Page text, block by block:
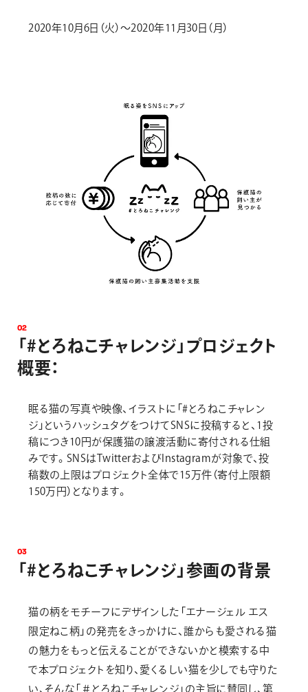
2020年10月6日（火）〜2020年11月30日（月）
02
「 #とろねこチャ レンジ 」 プロ ジェク ト
概要：
眠る猫の写真や映像、イラストに「#とろねこチャレン
ジ」というハッシュタグをつけてSNSに投稿すると、1投
稿につき10円が保護猫の譲渡活動に寄付される仕組
みです。SNSはTwitterおよびInstagramが対象で、投
稿数の上限はプロジェクト全体で15万件（寄付上限額
150万円）となります。
03
「 #とろねこチャ レンジ 」 参画の背景
猫の柄をモチーフにデザインした「エナージェル エス
限定ねこ柄」の発売をきっかけに、誰からも愛される猫
の魅力をもっと伝えることができないかと模索する中
で本プロジェクトを知り、愛くるしい猫を少しでも守りた
い、そんな「＃とろねこチャレンジ」の主旨に賛同し、第